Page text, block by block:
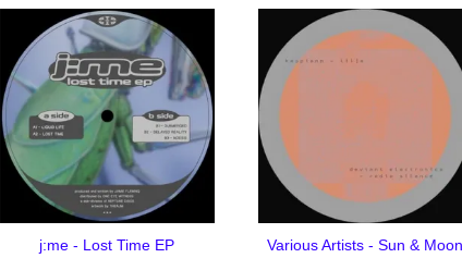
j:me - Lost Time EP Various Artists - Sun & Moon